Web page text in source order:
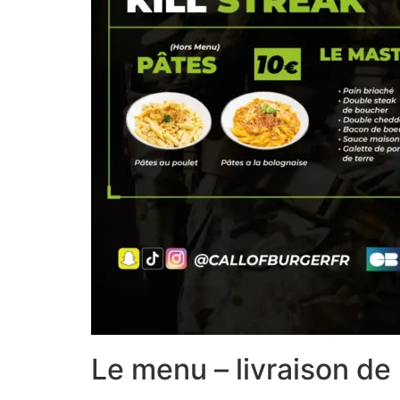
Le menu – livraison